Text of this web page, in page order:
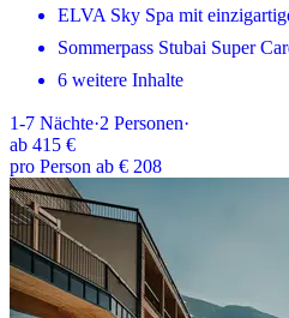
ELVA Sky Spa mit
Sommerpass Stubai Super
6 weitere Inhalte
1-7 Nächte·2 Personen·
ab 415 €
pro Person ab € 208